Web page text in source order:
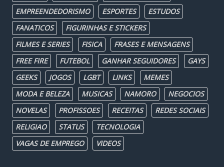
EMPREENDEDORISMO
ESPORTES
ESTUDOS
FANATICOS
FIGURINHAS E STICKERS
FILMES E SERIES
FISICA
FRASES E MENSAGENS
FREE FIRE
FUTEBOL GANHAR SEGUIDORES
GAYS
GEEKS
JOGOS LGBT LINKS
MEMES
MODA E BELEZA
MUSICAS NAMORO
NEGOCIOS
NOVELAS
PROFISSOES RECEITAS
REDES SOCIAIS
RELIGIAO
STATUS
TECNOLOGIA
VAGAS DE EMPREGO
VIDEOS